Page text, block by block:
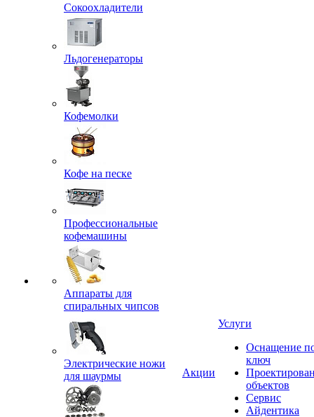
Сокоохладители
Льдогенераторы
Кофемолки
Кофе на песке
Профессиональные
кофемашины
Аппараты для
спиральных чипсов
Электрические ножи
для шаурмы
Акции
Услуги
Оснащение
ключ
объектов
Сервис
Айдентика